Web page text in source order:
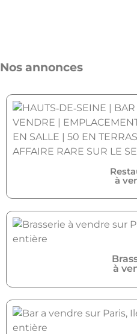
Nos annonces
à
à